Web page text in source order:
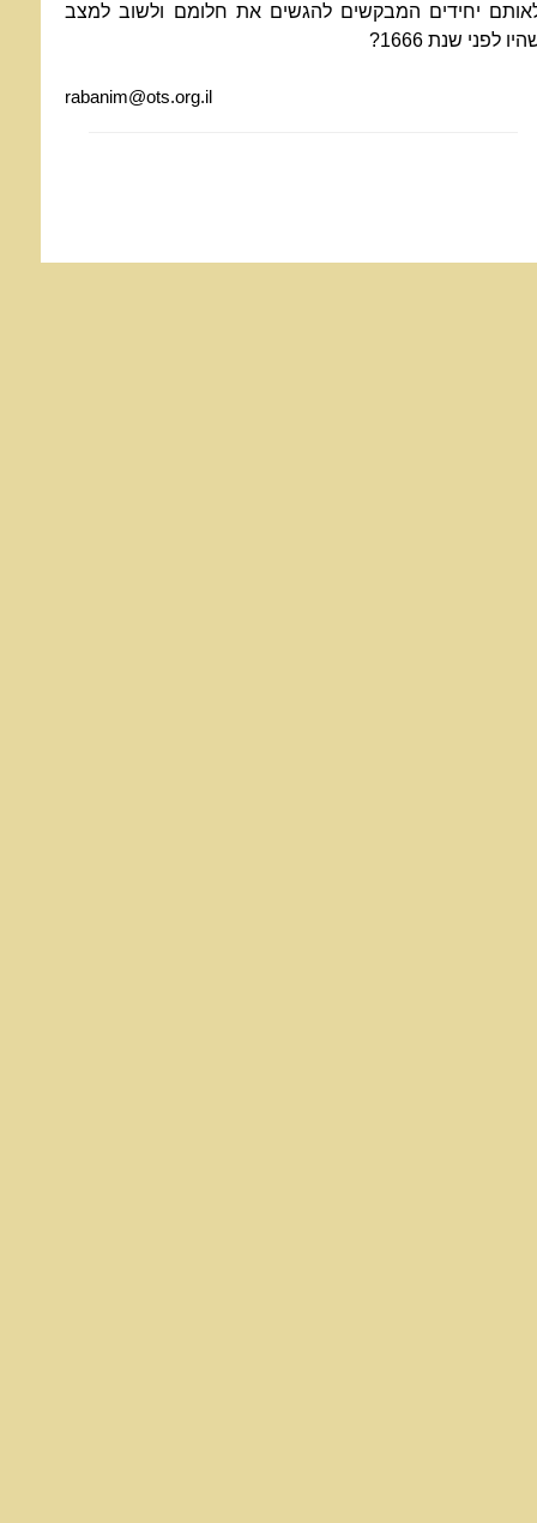
יחידים המבקשים להגשים את חלומם ולשוב למצב
לפני שנת 1666?
rabanim@ots.org.il